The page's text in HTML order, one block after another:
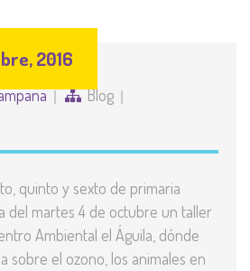
2016
Blog
quinto y sexto de primaria
del martes 4 de octubre un taller
Ambiental el Águila, dónde
sobre el ozono, los animales en